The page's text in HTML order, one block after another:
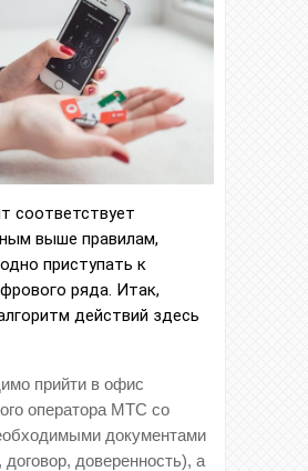
соответствует
выше правилам,
приступать к
ряда. Итак,
действий здесь
прийти в офис
оператора МТС со
документами
договор, доверенность), а